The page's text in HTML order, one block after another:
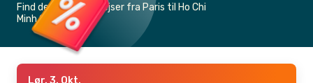
Find de billigste flyrejser fra Paris til Ho Chi
Minh City
Lør. 3. Okt.